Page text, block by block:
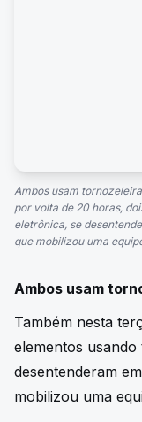
Ambos usam
por volta de 20 horas,
eletrônica, se
que mobilizou uma
Ambos usam
Também nesta
elementos
desentenderam
mobilizou uma